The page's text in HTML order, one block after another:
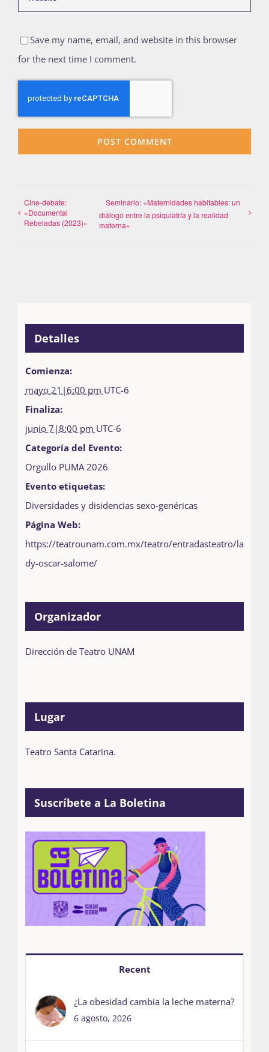
Save my name, email, and website in this browser
for the next time I comment.
Cine-debate:
«Documental
Rebeladas (2023)»
Seminario: «Maternidades habitables: un
diálogo entre la psiquiatría y la realidad
materna»
Detalles
Comienza:
mayo 21|6:00 pm UTC-6
Finaliza:
junio 7|8:00 pm UTC-6
Categoría del Evento:
Orgullo PUMA 2026
Evento etiquetas:
Diversidades y disidencias sexo-genéricas
Página Web:
https://teatrounam.com.mx/teatro/entradasteatro/la
dy-oscar-salome/
Organizador
Dirección de Teatro UNAM
Lugar
Teatro Santa Catarina.
Suscríbete a La Boletina
Recent
¿La obesidad cambia la leche materna?
6 agosto, 2026